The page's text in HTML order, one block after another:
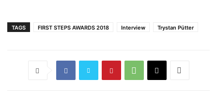
TAGS FIRST STEPS AWARDS 2018 Interview Trystan Pütter